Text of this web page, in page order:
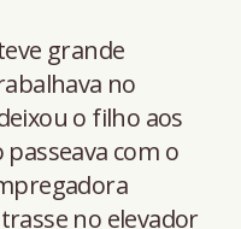
grande
no
o filho aos
com o
no elevador